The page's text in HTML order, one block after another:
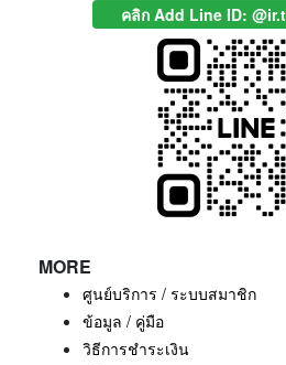
คลิก Add Line ID:
MORE
ศูนย์บริการ / ระบบสมาชิก
ข้อมูล / คู่มือ
วิธีการชำระเงิน